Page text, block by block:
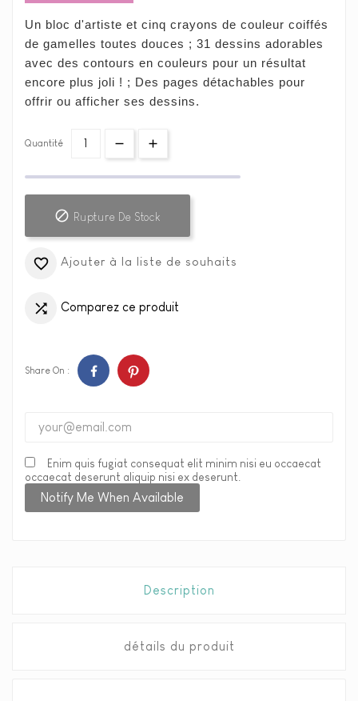
Un bloc d'artiste et cinq crayons de couleur coiffés
de gamelles toutes douces ; 31 dessins adorables
avec des contours en couleurs pour un résultat
encore plus joli ! ; Des pages détachables pour
offrir ou afficher ses dessins.
Quantité
 Rupture De Stock
 Ajouter à la liste de souhaits
 Comparez ce produit
Share On :
Enim quis fugiat consequat elit minim nisi eu occaecat
occaecat deserunt aliquip nisi ex deserunt.
Notify Me When Available
Description
détails du produit